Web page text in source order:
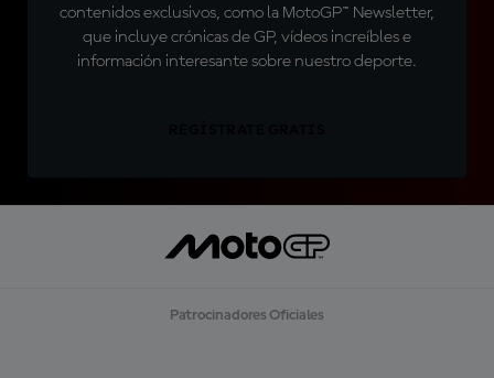
contenidos exclusivos, como la MotoGP™ Newsletter,
que incluye crónicas de GP, vídeos increíbles e
información interesante sobre nuestro deporte.
Patrocinadores Oficiales